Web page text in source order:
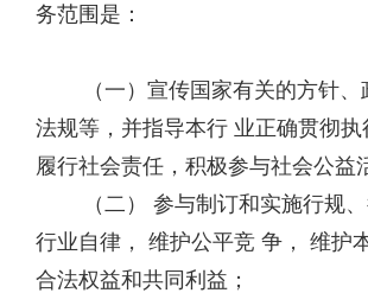
务范围是：
（一）宣传国家有关的方针、
法规等，并指导本行 业正确贯彻
履行社会责任，积极参与社会公益
（二） 参与制订和实施行规、
行业自律， 维护公平竞 争， 维护
合法权益和共同利益；